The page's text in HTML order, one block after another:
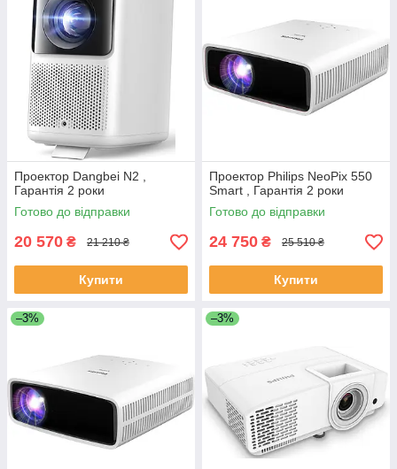
Проектор Dangbei N2 ,
Гарантія 2 роки
Готово до відправки
20 570 ₴ 21 210 ₴
Купити
Проектор Philips NeoPix 550
Smart , Гарантія 2 роки
Готово до відправки
24 750 ₴ 25 510 ₴
Купити
–3% –3%